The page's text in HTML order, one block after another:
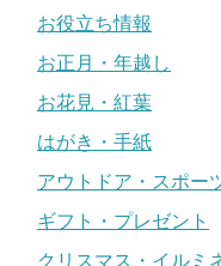
お役立ち情報
お正月・年越し
お花見・紅葉
はがき・手紙
アウトドア・スポー
ギフト・プレゼント
クリスマス・イルミ